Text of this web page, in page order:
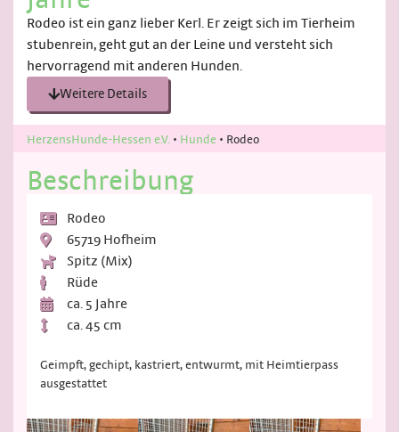
Rodeo ist ein ganz lieber Kerl. Er zeigt sich im Tierheim
stubenrein, geht gut an der Leine und versteht sich
hervorragend mit anderen Hunden.
Weitere Details
HerzensHunde-Hessen e.V. • Hunde • Rodeo
Beschreibung
Rodeo
65719 Hofheim
Spitz (Mix)
Rüde
ca. 5 Jahre
ca. 45 cm
Geimpft, gechipt, kastriert, entwurmt, mit Heimtierpass
ausgestattet